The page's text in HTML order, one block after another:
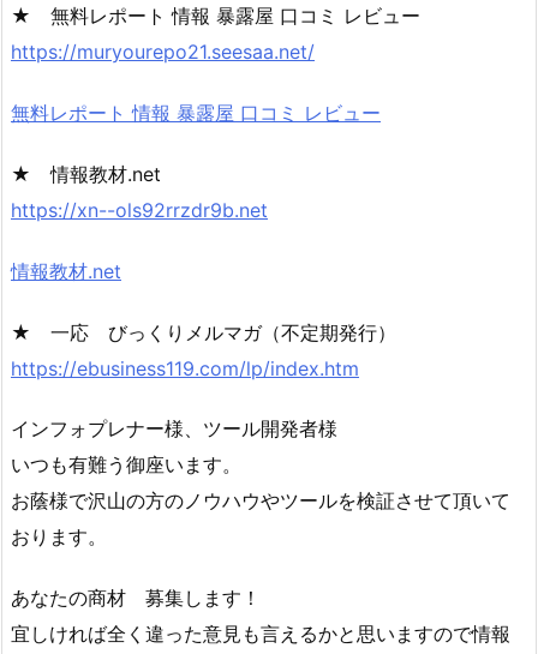
★ 無料レポート 情報 暴露屋 口コミ レビュー
https://muryourepo21.seesaa.net/
無料レポート 情報 暴露屋 口コミ レビュー
★ 情報教材.net
https://xn--ols92rrzdr9b.net
情報教材.net
★ 一応 びっくりメルマガ（不定期発行）
https://ebusiness119.com/lp/index.htm
インフォプレナー様、ツール開発者様
いつも有難う御座います。
お蔭様で沢山の方のノウハウやツールを検証させて頂いて
おります。
あなたの商材 募集します！
宜しければ全く違った意見も言えるかと思いますので情報